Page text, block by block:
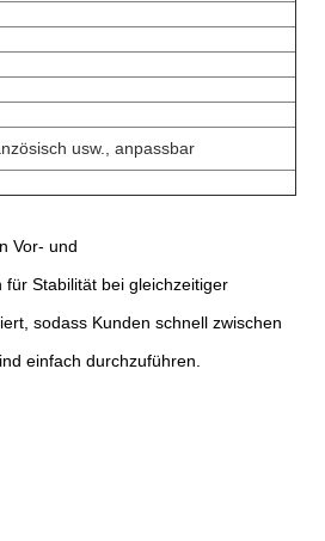
usw., anpassbar
Vor- und
Stabilität bei gleichzeitiger
sodass Kunden schnell zwischen
einfach durchzuführen.